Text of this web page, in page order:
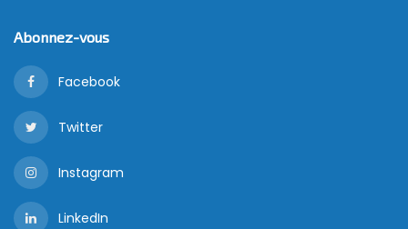
Abonnez-vous
Facebook
Twitter
Instagram
LinkedIn